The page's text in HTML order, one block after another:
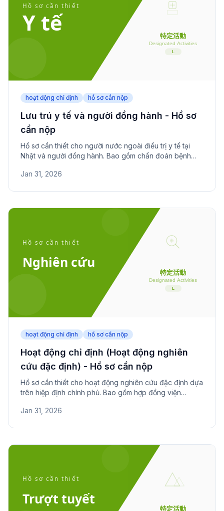
hoạt động chỉ định hồ sơ cần nộp
Lưu trú y tế và người đồng hành - Hồ sơ
cần nộp
Hồ sơ cần thiết cho người nước ngoài điều trị y tế tại
Nhật và người đồng hành. Bao gồm chẩn đoán bệnh
Jan 31, 2026
hoạt động chỉ định hồ sơ cần nộp
Hoạt động chỉ định (Hoạt động nghiên
cứu đặc định) - Hồ sơ cần nộp
Hồ sơ cần thiết cho hoạt động nghiên cứu đặc định dựa
trên hiệp định chính phủ. Bao gồm hợp đồng viện
tích.
Jan 31, 2026